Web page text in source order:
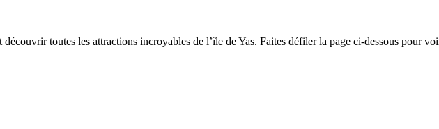
toutes les attractions incroyables de l’île de Yas. Faites défiler la page ci-dessous pour